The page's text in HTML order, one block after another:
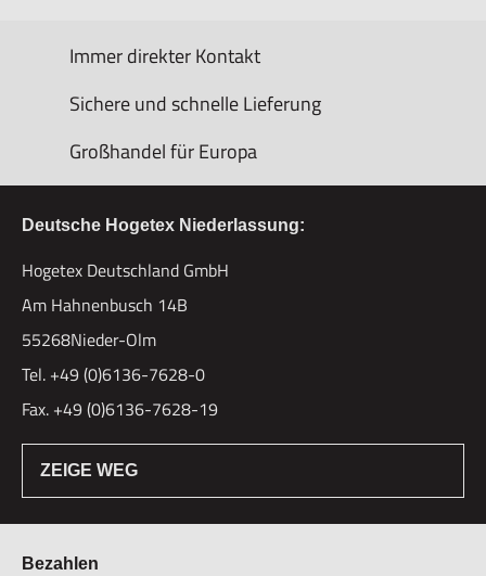
Immer direkter Kontakt
Sichere und schnelle Lieferung
Großhandel für Europa
Deutsche Hogetex Niederlassung:
Hogetex Deutschland GmbH
Am Hahnenbusch 14B
55268Nieder-Olm
Tel. +49 (0)6136-7628-0
Fax. +49 (0)6136-7628-19
ZEIGE WEG
Bezahlen